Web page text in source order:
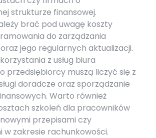
strukturze finansowej.
brać pod uwagę koszty
do zarządzania
jego regularnych aktualizacji.
z usług biura
przedsiębiorcy muszą liczyć się z
doradcze oraz sporządzanie
Warto również
szkoleń dla pracowników
przepisami czy
w zakresie rachunkowości.